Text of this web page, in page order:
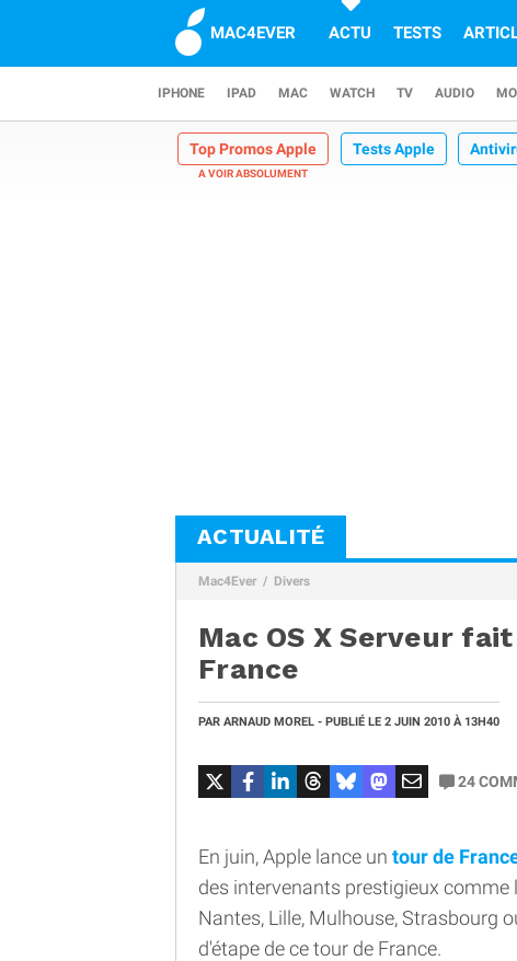
MAC4EVER ACTU TESTS
IPHONE IPAD MAC WATCH TV AUDIO
Top Promos Apple Tests Apple
ACTUALITÉ
Mac4Ever Divers
Mac OS X Serveur
France
PAR ARNAUD MOREL - PUBLIÉ LE 2 JUIN 2010 À 13H40
24
En juin, Apple lance un tour de
des intervenants prestigieux comme
Nantes, Lille, Mulhouse, Strasbourg
d'étape de ce tour de France.